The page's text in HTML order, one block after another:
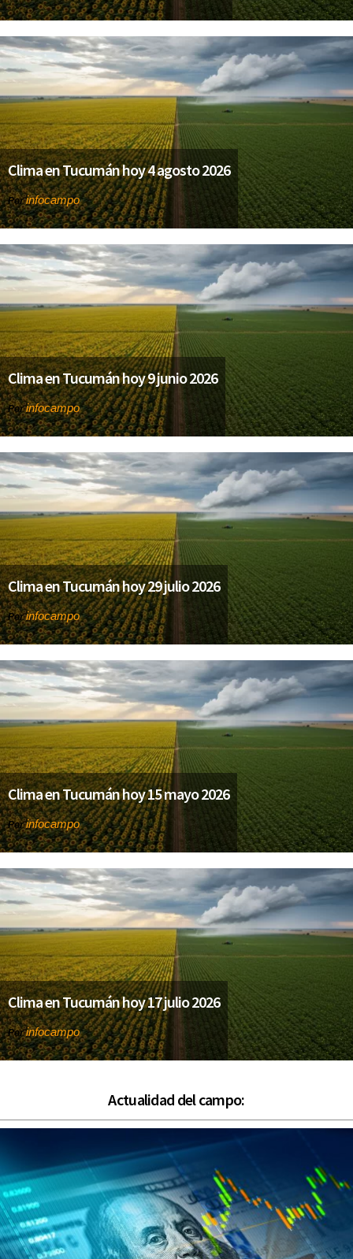
Clima en Tucumán hoy 4 agosto 2026
Porinfocampo
Clima en Tucumán hoy 9 junio 2026
Porinfocampo
Clima en Tucumán hoy 29 julio 2026
Porinfocampo
Clima en Tucumán hoy 15 mayo 2026
Porinfocampo
Clima en Tucumán hoy 17 julio 2026
Porinfocampo
Actualidad del campo: